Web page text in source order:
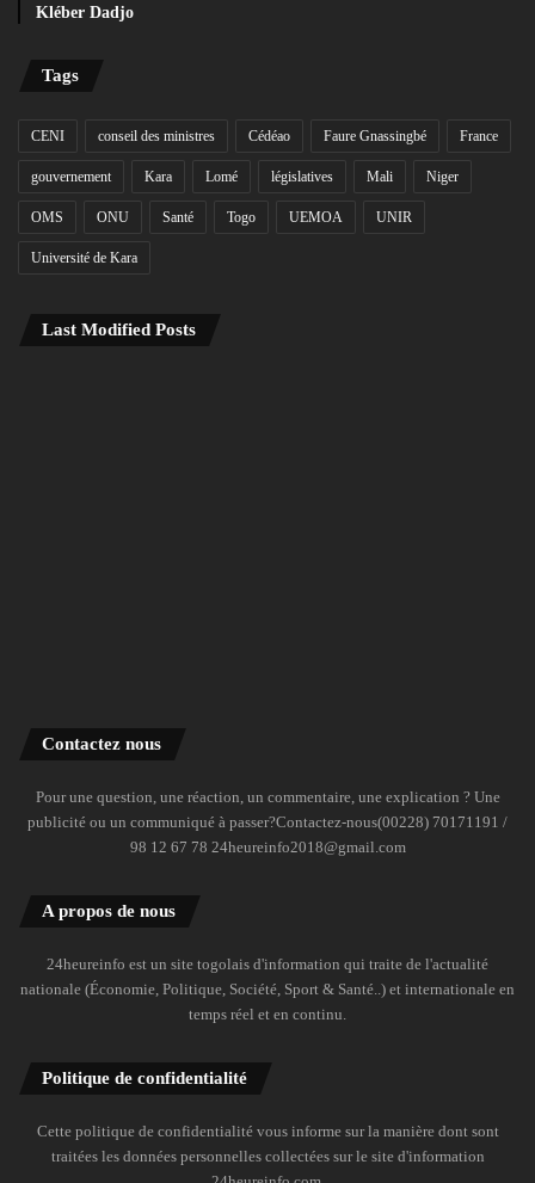
Kléber Dadjo
Tags
CENI conseil des ministres Cédéao Faure Gnassingbé France
gouvernement Kara Lomé législatives Mali Niger
OMS ONU Santé Togo UEMOA UNIR
Université de Kara
Last Modified Posts
Contactez nous
Pour une question, une réaction, un commentaire, une explication ? Une
publicité ou un communiqué à passer?Contactez-nous(00228) 70171191 /
98 12 67 78 24heureinfo2018@gmail.com
A propos de nous
24heureinfo est un site togolais d'information qui traite de l'actualité
nationale (Économie, Politique, Société, Sport & Santé..) et internationale en
temps réel et en continu.
Politique de confidentialité
Cette politique de confidentialité vous informe sur la manière dont sont
traitées les données personnelles collectées sur le site d'information